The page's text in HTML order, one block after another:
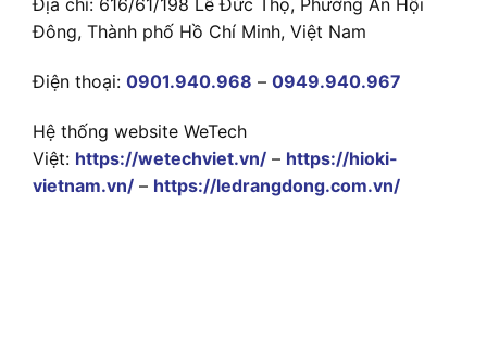
Đông, Thành phố Hồ Chí Minh, Việt Nam
Điện thoại: 0901.940.968 – 0949.940.967
Hệ thống website WeTech
Việt: https://wetechviet.vn/ – https://hioki-
vietnam.vn/ – https://ledrangdong.com.vn/